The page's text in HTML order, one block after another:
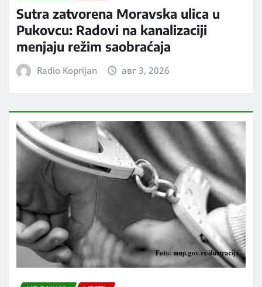
Sutra zatvorena Moravska ulica u
Pukovcu: Radovi na kanalizaciji
menjaju režim saobraćaja
Radio Koprijan авг 3, 2026